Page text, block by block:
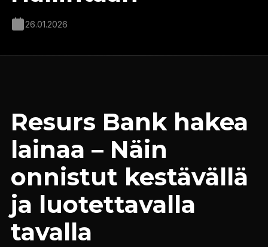
26.01.2026
Resurs Bank hakea
lainaa – Näin
onnistut kestävällä
ja luotettavalla
tavalla